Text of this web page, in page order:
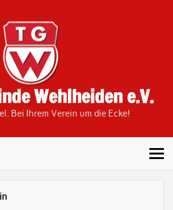
Wehlheiden e.V.
Bei Ihrem Verein um die Ecke!